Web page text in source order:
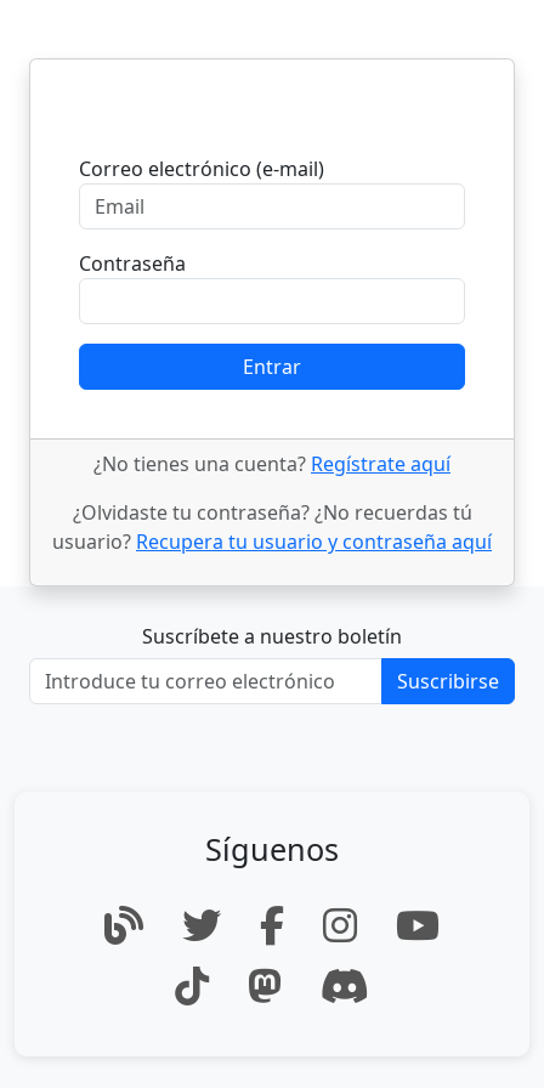
Correo electrónico (e-mail)
Contraseña
Entrar
¿No tienes una cuenta? Regístrate aquí
¿Olvidaste tu contraseña? ¿No recuerdas tú
usuario? Recupera tu usuario y contraseña aquí
Suscríbete a nuestro boletín
Suscribirse
Síguenos